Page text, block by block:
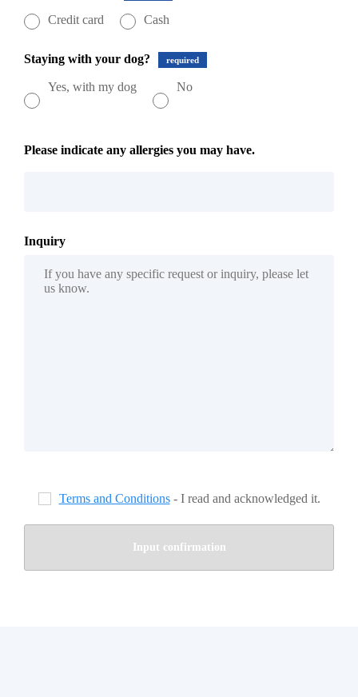
Credit card Cash
Staying with your dog? required
Yes, with my dog No
Please indicate any allergies you may have.
Inquiry
Terms and Conditions- I read and acknowledged it.